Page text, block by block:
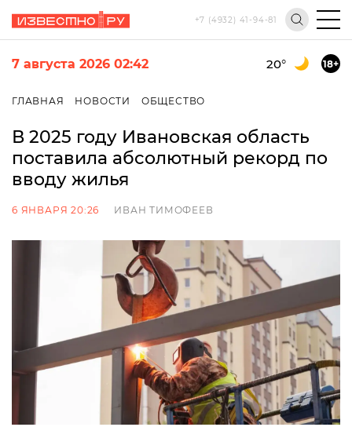
+7 (4932) 41-94-81
7 августа 2026 02:42 20° 18+
ГЛАВНАЯ НОВОСТИ ОБЩЕСТВО
В 2025 году Ивановская область
поставила абсолютный рекорд по
вводу жилья
6 ЯНВАРЯ 20:26 ИВАН ТИМОФЕЕВ